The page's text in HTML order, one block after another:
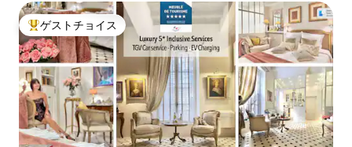
大好評のゲストチョイスです。
ゲストチョイス